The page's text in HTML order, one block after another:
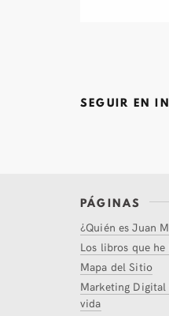
SEGUIR EN
PÁGINAS
¿Quién es Juan
Los libros que
Mapa del Sitio
Marketing
vida